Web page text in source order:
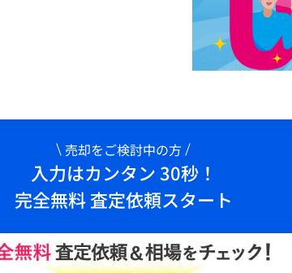
売却をご検討中の方
入力はカンタン 30秒！
完全無料 査定依頼スタート